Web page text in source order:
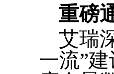
重磅
艾瑞
一流”